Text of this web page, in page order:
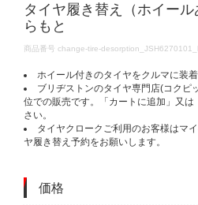
タイヤ履き替え（ホイー
らもと
DETAILS
商品番号 change-tire-
ホイール付きのタイヤをクルマに装着
ブリヂストンのタイヤ専門店(コクピ
位での販売です。「カートに追加」又
さい。
タイヤクロークご利用のお客様はマ
ヤ履き替え予約をお願いします。
価格